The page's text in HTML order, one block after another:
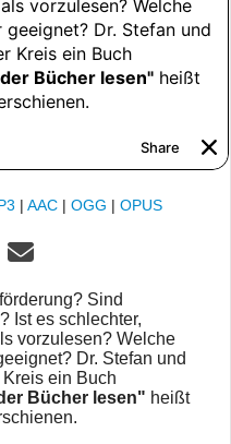
| AAC | OGG | OPUS
Sind
Ist es schlechter,
vorzulesen? Welche
Dr. Stefan und
ein Buch
Bücher lesen" heißt